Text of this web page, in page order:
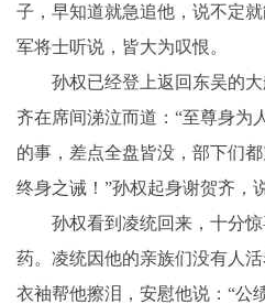
子，早知道就急追他，说不定
军将士听说，皆大为叹恨。
孙权已经登上返回东吴的
齐在席间涕泣而道：“至尊身为
的事，差点全盘皆没，部下们
终身之诫！”孙权起身谢贺齐，
孙权看到凌统回来，十分
药。凌统因他的亲族们没有人
衣袖帮他擦泪，安慰他说：“公